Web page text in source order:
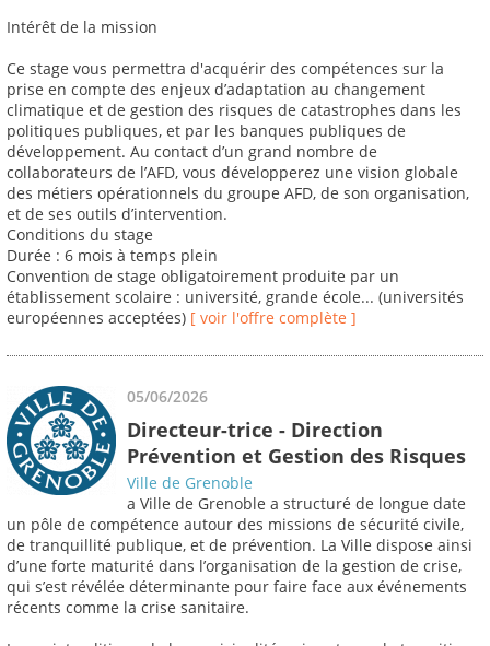
Intérêt de la mission
Ce stage vous permettra d'acquérir des compétences sur la
prise en compte des enjeux d’adaptation au changement
climatique et de gestion des risques de catastrophes dans les
politiques publiques, et par les banques publiques de
développement. Au contact d’un grand nombre de
collaborateurs de l’AFD, vous développerez une vision globale
des métiers opérationnels du groupe AFD, de son organisation,
et de ses outils d’intervention.
Conditions du stage
Durée : 6 mois à temps plein
Convention de stage obligatoirement produite par un
établissement scolaire : université, grande école... (universités
européennes acceptées) [ voir l'offre complète ]
05/06/2026
Directeur-trice - Direction
Prévention et Gestion des Risques
Ville de Grenoble
a Ville de Grenoble a structuré de longue date
un pôle de compétence autour des missions de sécurité civile,
de tranquillité publique, et de prévention. La Ville dispose ainsi
d’une forte maturité dans l’organisation de la gestion de crise,
qui s’est révélée déterminante pour faire face aux événements
récents comme la crise sanitaire.